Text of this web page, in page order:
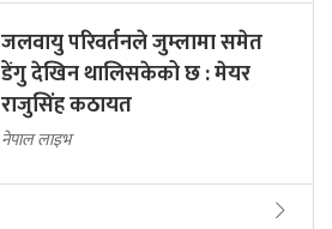
जलवायु परिवर्तनले जुम्लामा समेत
डेंगु देखिन थालिसकेको छ : मेयर
राजुसिंह कठायत
नेपाल लाइभ